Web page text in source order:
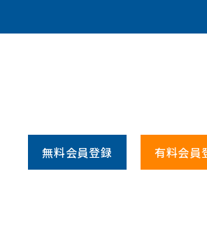
無料会員登録 有料会員